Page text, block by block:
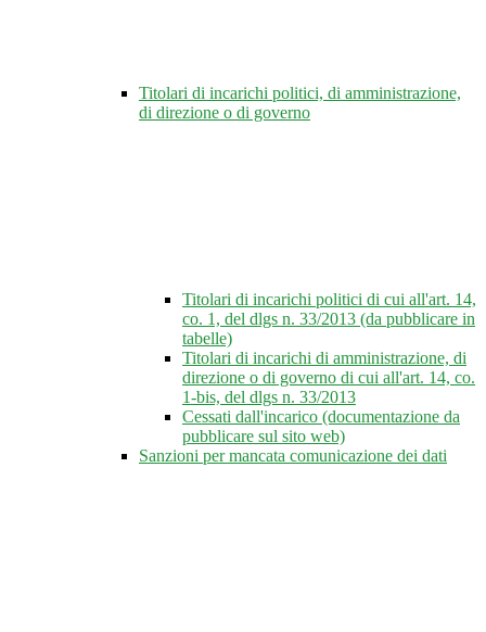
Titolari di incarichi politici, di amministrazione,
di direzione o di governo
Titolari di incarichi politici di cui all'art. 14,
co. 1, del dlgs n. 33/2013 (da pubblicare in
tabelle)
Titolari di incarichi di amministrazione, di
direzione o di governo di cui all'art. 14, co.
1-bis, del dlgs n. 33/2013
Cessati dall'incarico (documentazione da
pubblicare sul sito web)
Sanzioni per mancata comunicazione dei dati